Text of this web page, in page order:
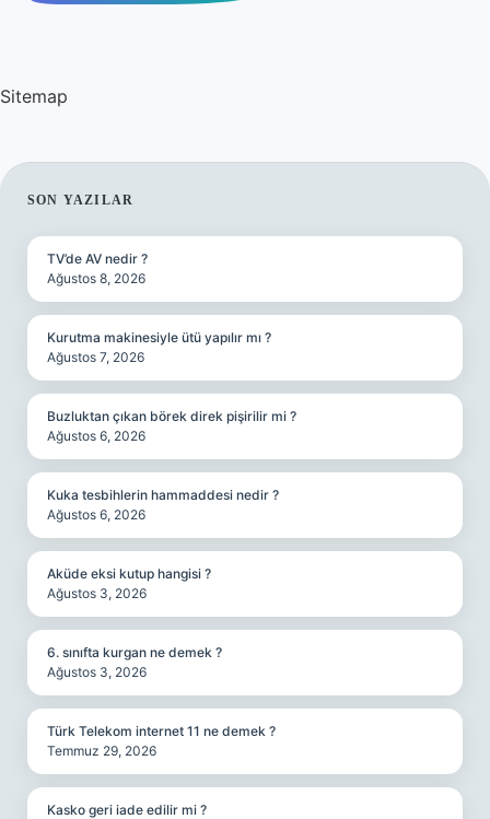
Sitemap
SIDEBAR
SON YAZILAR
TV’de AV nedir ?
Ağustos 8, 2026
Kurutma makinesiyle ütü yapılır mı ?
Ağustos 7, 2026
Buzluktan çıkan börek direk pişirilir mi ?
Ağustos 6, 2026
Kuka tesbihlerin hammaddesi nedir ?
Ağustos 6, 2026
Aküde eksi kutup hangisi ?
Ağustos 3, 2026
6. sınıfta kurgan ne demek ?
Ağustos 3, 2026
Türk Telekom internet 11 ne demek ?
Temmuz 29, 2026
Kasko geri iade edilir mi ?